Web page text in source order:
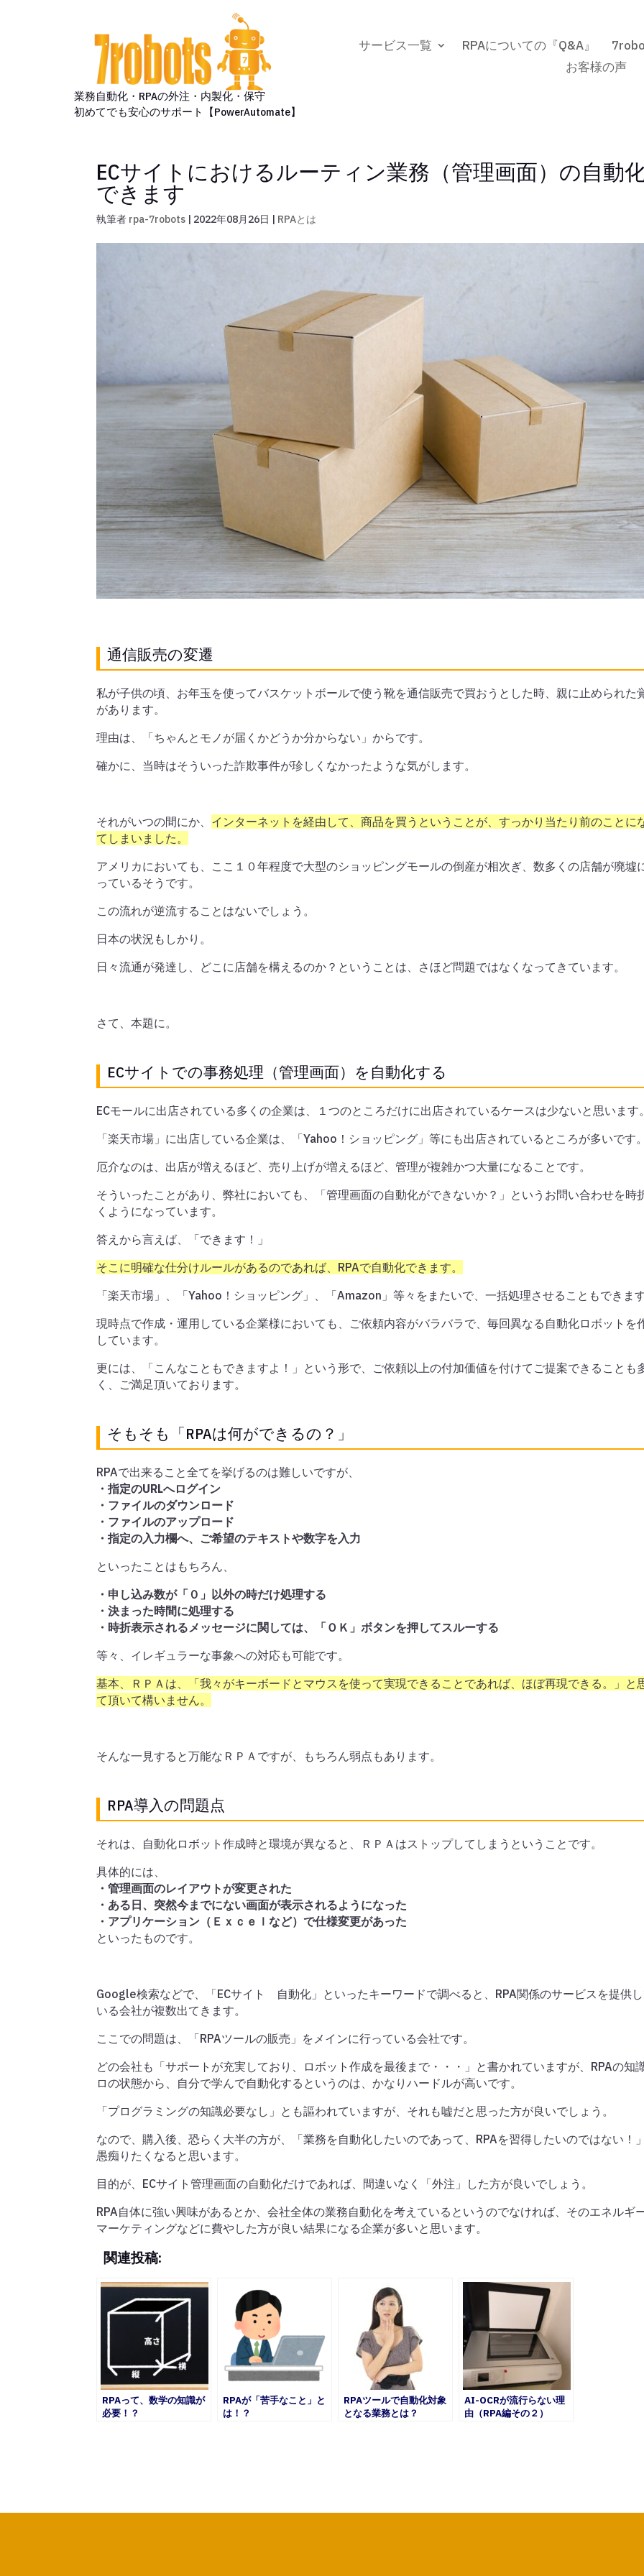
業務自動化・RPAの外注・内製化・保守
初めてでも安心のサポート【PowerAutomate】
サービス一覧 RPAについての『Q&A』
お客様の声
ECサイトにおけるルーティン業務（管理画面）の自動
できます
執筆者 rpa-7robots | 2022年08月26日 | RPAとは
通信販売の変遷
私が子供の頃、お年玉を使ってバスケットボールで使う靴を通信販売で買おうとした時、親に止められた
があります。
理由は、「ちゃんとモノが届くかどうか分からない」からです。
確かに、当時はそういった詐欺事件が珍しくなかったような気がします。
それがいつの間にか、 インターネットを経由して、商品を買うということが、すっかり当たり前のことに
てしまいました。
アメリカにおいても、ここ１０年程度で大型のショッピングモールの倒産が相次ぎ、数多くの店舗が廃墟
っているそうです。
この流れが逆流することはないでしょう。
日本の状況もしかり。
日々流通が発達し、どこに店舗を構えるのか？ということは、さほど問題ではなくなってきています。
さて、本題に。
ECサイトでの事務処理（管理画面）を自動化する
ECモールに出店されている多くの企業は、１つのところだけに出店されているケースは少ないと思います
「楽天市場」に出店している企業は、「Yahoo！ショッピング」等にも出店されているところが多いです
厄介なのは、出店が増えるほど、売り上げが増えるほど、管理が複雑かつ大量になることです。
そういったことがあり、弊社においても、「管理画面の自動化ができないか？」というお問い合わせを時
くようになっています。
答えから言えば、「できます！」
そこに明確な仕分けルールがあるのであれば、RPAで自動化できます。
「楽天市場」、「Yahoo！ショッピング」、「Amazon」等々をまたいで、一括処理させることもできま
現時点で作成・運用している企業様においても、ご依頼内容がバラバラで、毎回異なる自動化ロボットを
しています。
更には、「こんなこともできますよ！」という形で、ご依頼以上の付加価値を付けてご提案できることも
く、ご満足頂いております。
そもそも「RPAは何ができるの？」
RPAで出来ること全てを挙げるのは難しいですが、
・指定のURLへログイン
・ファイルのダウンロード
・ファイルのアップロード
・指定の入力欄へ、ご希望のテキストや数字を入力
といったことはもちろん、
・申し込み数が「０」以外の時だけ処理する
・決まった時間に処理する
・時折表示されるメッセージに関しては、「ＯＫ」ボタンを押してスルーする
等々、イレギュラーな事象への対応も可能です。
基本、ＲＰＡは、「我々がキーボードとマウスを使って実現できることであれば、ほぼ再現できる。」と
て頂いて構いません。
そんな一見すると万能なＲＰＡですが、もちろん弱点もあります。
RPA導入の問題点
それは、自動化ロボット作成時と環境が異なると、ＲＰＡはストップしてしまうということです。
具体的には、
・管理画面のレイアウトが変更された
・ある日、突然今までにない画面が表示されるようになった
・アプリケーション（Ｅｘｃｅｌなど）で仕様変更があった
といったものです。
Google検索などで、「ECサイト 自動化」といったキーワードで調べると、RPA関係のサービスを提供
いる会社が複数出てきます。
ここでの問題は、「RPAツールの販売」をメインに行っている会社です。
どの会社も「サポートが充実しており、ロボット作成を最後まで・・・」と書かれていますが、RPAの知
ロの状態から、自分で学んで自動化するというのは、かなりハードルが高いです。
「プログラミングの知識必要なし」とも謳われていますが、それも嘘だと思った方が良いでしょう。
なので、購入後、恐らく大半の方が、「業務を自動化したいのであって、RPAを習得したいのではない！
愚痴りたくなると思います。
目的が、ECサイト管理画面の自動化だけであれば、間違いなく「外注」した方が良いでしょう。
RPA自体に強い興味があるとか、会社全体の業務自動化を考えているというのでなければ、そのエネルギ
マーケティングなどに費やした方が良い結果になる企業が多いと思います。
関連投稿:
RPAって、数学の知識が
必要！？
RPAが「苦手なこと」と
は！？
RPAツールで自動化対象
となる業務とは？
AI-OCRが流行らない理
由（RPA編その２）